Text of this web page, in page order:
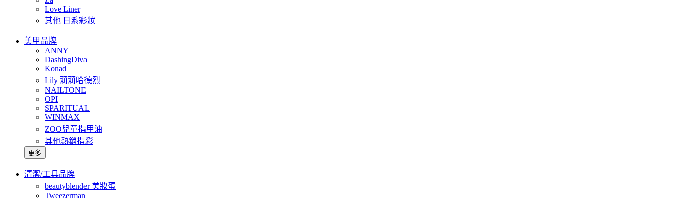
Love Liner
其他 日系彩妝
美甲品牌
ANNY
DashingDiva
Konad
Lily 莉莉哈德烈
NAILTONE
OPI
SPARITUAL
WINMAX
ZOO兒童指甲油
其他熱銷指彩
更多
清潔/工具品牌
beautyblender 美妝蛋
Tweezerman